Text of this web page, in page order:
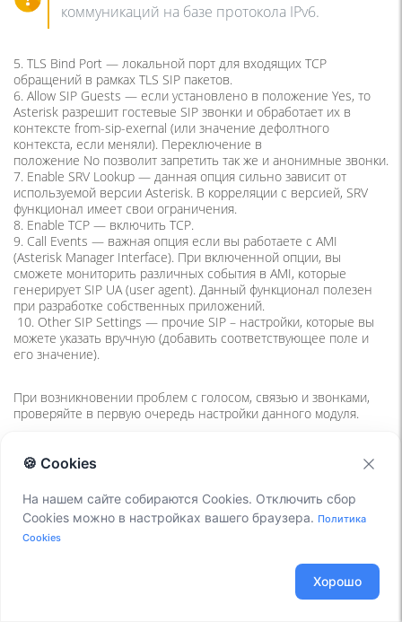
коммуникаций на базе протокола IPv6.
5. TLS Bind Port — локальной порт для входящих TCP
обращений в рамках TLS SIP пакетов.
6. Allow SIP Guests — если установлено в положение Yes, то
Asterisk разрешит гостевые SIP звонки и обработает их в
контексте from-sip-exernal (или значение дефолтного
контекста, если меняли). Переключение в
положение No позволит запретить так же и анонимные звонки.
7. Enable SRV Lookup — данная опция сильно зависит от
используемой версии Asterisk. В корреляции с версией, SRV
функционал имеет свои ограничения.
8. Enable TCP — включить TCP.
9. Call Events — важная опция если вы работаете с AMI
(Asterisk Manager Interface). При включенной опции, вы
сможете мониторить различных события в AMI, которые
генерирует SIP UA (user agent). Данный функционал полезен
при разработке собственных приложений.
10. Other SIP Settings — прочие SIP – настройки, которые вы
можете указать вручную (добавить соответствующее поле и
его значение).
При возникновении проблем с голосом, связью и звонками,
проверяйте в первую очередь настройки данного модуля.
🍪 Cookies
На нашем сайте собираются Cookies. Отключить сбор
Cookies можно в настройках вашего браузера. Политика
Cookies
Хорошо